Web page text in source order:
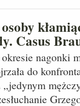
Casus
okresie nagonki
do